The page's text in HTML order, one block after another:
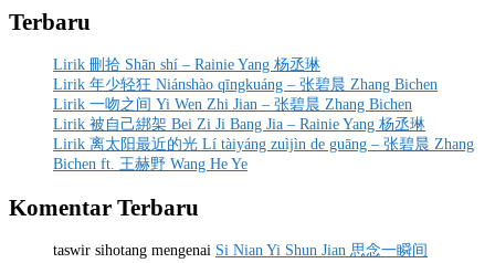
Terbaru
Lirik 刪拾 Shān shí – Rainie Yang 杨丞琳
Lirik 年少轻狂 Niánshào qīngkuáng – 张碧晨 Zhang Bichen
Lirik 一吻之间 Yi Wen Zhi Jian – 张碧晨 Zhang Bichen
Lirik 被自己綁架 Bei Zi Ji Bang Jia – Rainie Yang 杨丞琳
Lirik 离太阳最近的光 Lí tàiyáng zuìjìn de guāng – 张碧晨 Zhang
Bichen ft. 王赫野 Wang He Ye
Komentar Terbaru
taswir sihotang mengenai Si Nian Yi Shun Jian 思念一瞬间